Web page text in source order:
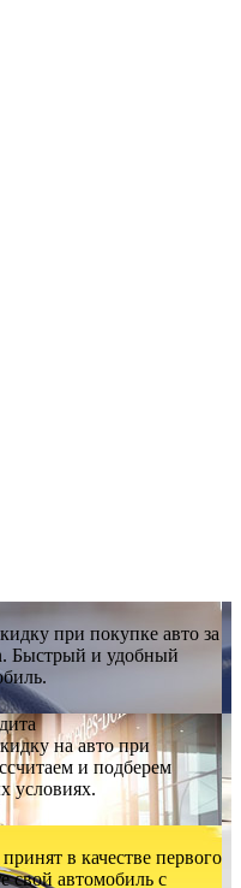
при покупке авто за
Быстрый и удобный
на авто при
и подберем
условиях.
в качестве первого
свой автомобиль с